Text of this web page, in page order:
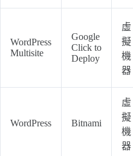
WordPress
Multisite
Google
Click to
Deploy
虛
擬
機
器
WordPress Bitnami
虛
擬
機
器